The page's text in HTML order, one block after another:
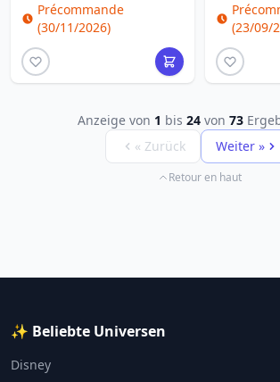
Précommande
(30/11/2026)
(23/09/
Anzeige von 1 bis 24 von 73
« Zurück
Weiter »
Retour en haut
✨ Beliebte Universen
Disney